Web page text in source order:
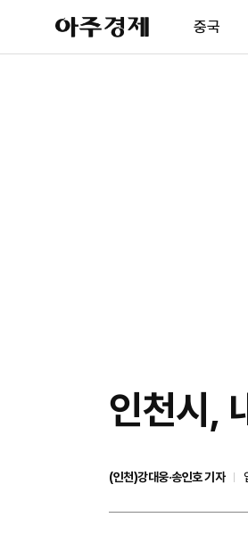
아
주
제
중국
인천시,
(인천)강대웅·송인호 기자